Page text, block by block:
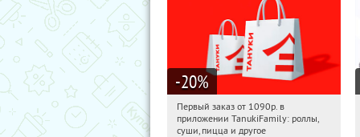
-20%
20:33:14 Получили:
Россия
Первый заказ от 1090р. в
приложении TanukiFamily: роллы,
суши, пицца и другое